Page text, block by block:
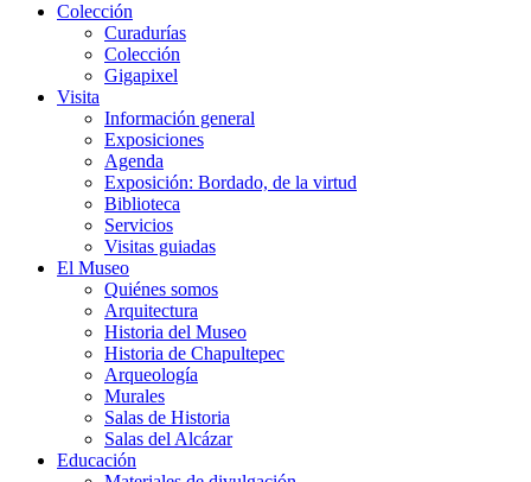
Colección
Curadurías
Colección
Gigapixel
Visita
Información general
Exposiciones
Agenda
Exposición: Bordado, de la virtud
Biblioteca
Servicios
Visitas guiadas
El Museo
Quiénes somos
Arquitectura
Historia del Museo
Historia de Chapultepec
Arqueología
Murales
Salas de Historia
Salas del Alcázar
Educación